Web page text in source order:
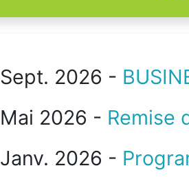
Sept. 2026 -
Mai 2026 - Remise
Janv. 2026 -